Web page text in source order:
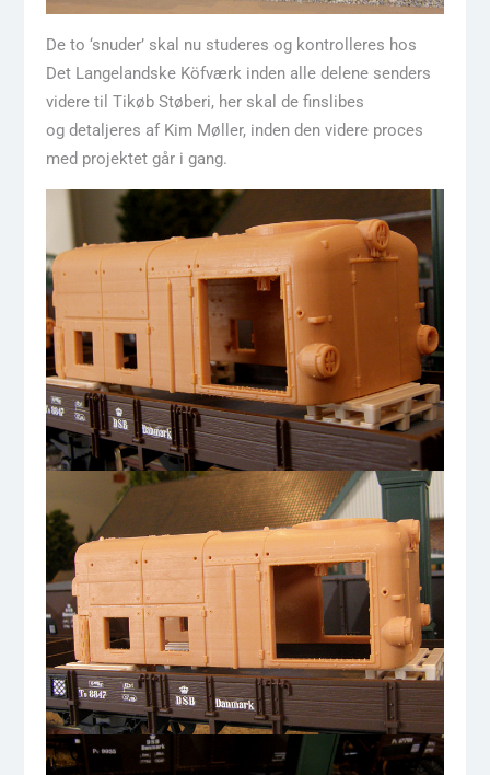
De to ‘snuder’ skal nu studeres og kontrolleres hos
Det Langelandske Köfværk inden alle delene senders
videre til Tikøb Støberi, her skal de finslibes
og detaljeres af Kim Møller, inden den videre proces
med projektet går i gang.